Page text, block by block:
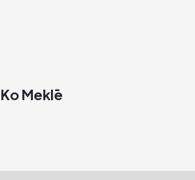
Meklē